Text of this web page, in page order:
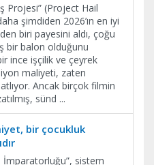
Projesi” (Project Hail
şimdiden 2026’ın en iyi
biri payesini aldı, çoğu
bir balon olduğunu
ince işçilik ve çeyrek
maliyeti, zaten
Ancak birçok filmin
sünd ...
bir çocukluk
İmparatorluğu”, sistem